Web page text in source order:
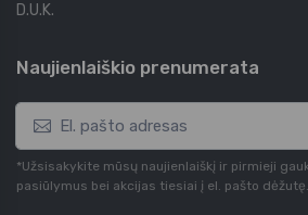
D.U.K.
Naujienlaiškio prenumerata
*Užsisakykite mūsų naujienlaiškį ir pirmieji
pasiūlymus bei akcijas tiesiai į el. pašto dėžutę.